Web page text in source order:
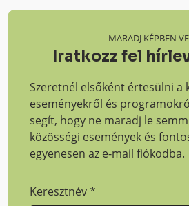
MARADJ KÉPBEN
Iratkozz fel
Szeretnél elsőként értesülni a
eseményekről és
segít, hogy ne maradj le
közösségi események és
egyenesen az e-mail fiókodba.
Keresztnév*